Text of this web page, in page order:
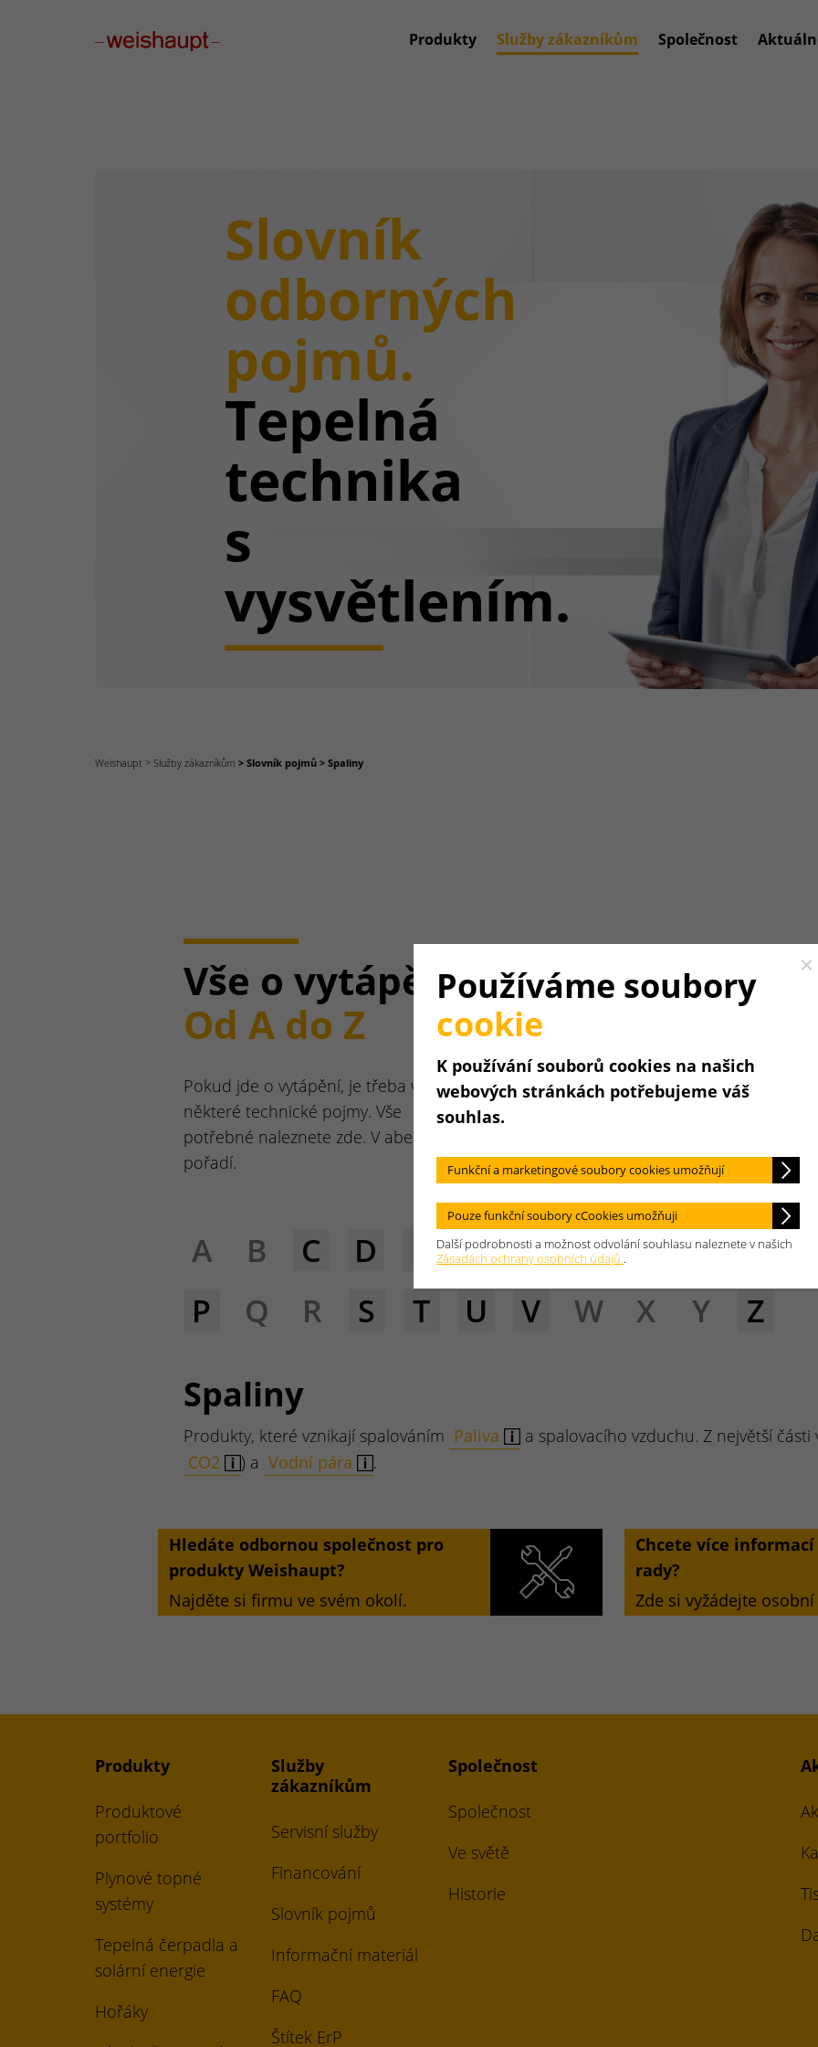
Produkty Služby zákazníkům Společnost
Slovník
odborných
pojmů.
Tepelná
technika
s
vysvětlením.
Weishaupt Služby zákazníkům Slovník pojmů Spaliny
Vše o vytápění.
Od A do Z
Pokud jde o vytápění, je třeba vysvětlit
některé technické pojmy. Vše
potřebné naleznete zde. V abecedním
pořadí.
A B C D F G H I J K
P
Q R S T U V W X Y Z
Spaliny
Produkty, které vznikají spalováním Paliva
a spalovacího vzduchu. Z největší části
CO2
) a Vodní pára .
Hledáte odbornou společnost pro
produkty Weishaupt?
Najděte si firmu ve svém okolí.
Chcete více
rady?
Zde si vyžádejte
Produkty
Produktové
portfolio
Plynové topné
systémy
Tepelná čerpadla a
solární energie
Hořáky
Služby
zákazníkům
Servisní služby
Financování
Slovník pojmů
Informační materiál
FAQ
Štítek ErP
Společnost
Společnost
Ve světě
Historie
Používáme soubory
cookie
K používání souborů cookies na našich
webových stránkách potřebujeme váš
souhlas.
Funkční a marketingové soubory cookies umožňují
Pouze funkční soubory cCookies umožňuji
Další podrobnosti a možnost odvolání souhlasu naleznete v našich
Zásadách ochrany osobních údajů..